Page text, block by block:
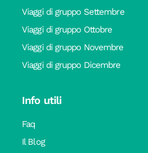
Viaggi di gruppo Settembre
Viaggi di gruppo Ottobre
Viaggi di gruppo Novembre
Viaggi di gruppo Dicembre
Info utili
Faq
Il Blog